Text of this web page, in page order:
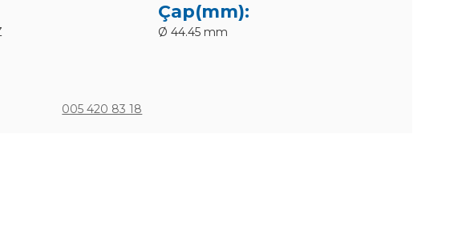
Çap(mm):
Ø 44.45 mm
005 420 83 18